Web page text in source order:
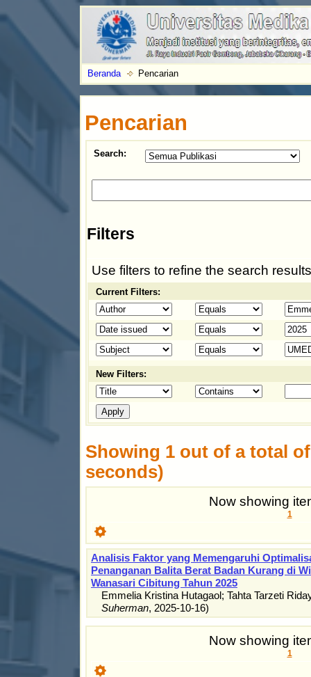
Beranda Pencarian
Pencarian
Search:
Filters
Use filters to refine the search
Current Filters:
New Filters:
Showing 1 out of a total
seconds)
Now showing
1
Analisis Faktor yang Memengaruhi
Penanganan Balita Berat Badan Kurang di
Wanasari Cibitung Tahun 2025
Emmelia Kristina Hutagaol; Tahta Tarzeti
Suherman, 2025-10-16)
Now showing
1